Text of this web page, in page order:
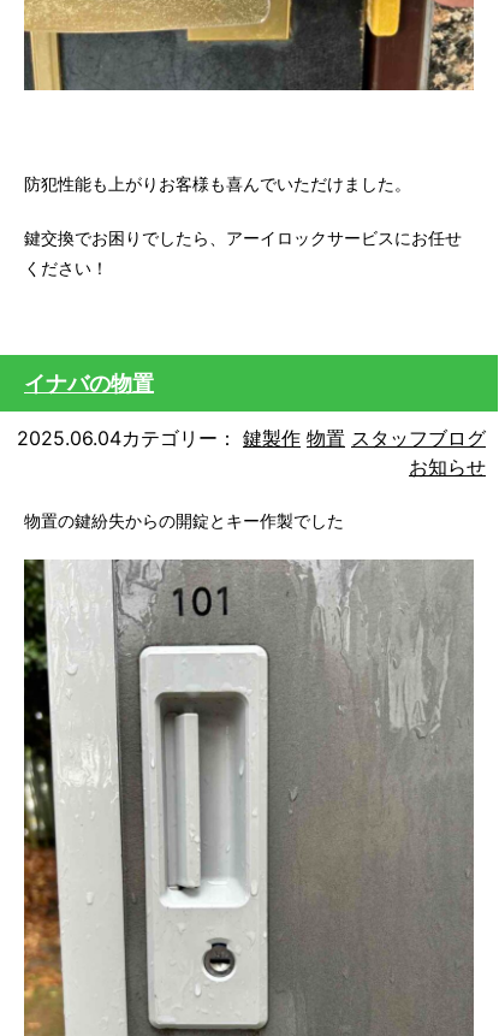
防犯性能も上がりお客様も喜んでいただけました。
鍵交換でお困りでしたら、アーイロックサービスにお任せ
ください！
イナバの物置
2025.06.04カテゴリー： 鍵製作 物置 スタッフブログ
お知らせ
物置の鍵紛失からの開錠とキー作製でした